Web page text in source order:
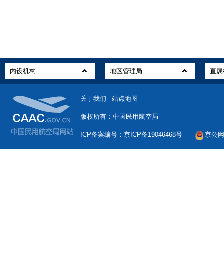
关于我们 站点地图
版权所有：中国民用航空局
ICP备案编号：京ICP备19046468号 京公